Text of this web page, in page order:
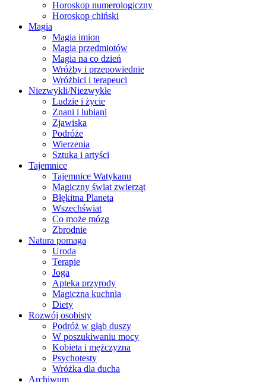
Horoskop numerologiczny
Horoskop chiński
Magia
Magia imion
Magia przedmiotów
Magia na co dzień
Wróżby i przepowiednie
Wróżbici i terapeuci
Niezwykli/Niezwykłe
Ludzie i życie
Znani i lubiani
Zjawiska
Podróże
Wierzenia
Sztuka i artyści
Tajemnice
Tajemnice Watykanu
Magiczny świat zwierząt
Błękitna Planeta
Wszechświat
Co może mózg
Zbrodnie
Natura pomaga
Uroda
Terapie
Joga
Apteka przyrody
Magiczna kuchnia
Diety
Rozwój osobisty
Podróż w głąb duszy
W poszukiwaniu mocy
Kobieta i mężczyzna
Psychotesty
Wróżka dla ducha
Archiwum